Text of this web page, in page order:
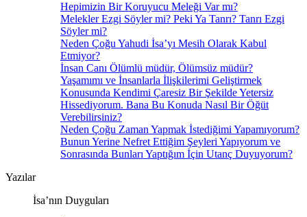
Hepimizin Bir Koruyucu Meleği Var mı?
Melekler Ezgi Söyler mi? Peki Ya Tanrı? Tanrı Ezgi
Söyler mi?
Neden Çoğu Yahudi İsa’yı Mesih Olarak Kabul
Etmiyor?
İnsan Canı Ölümlü müdür, Ölümsüz müdür?
Yaşamımı ve İnsanlarla İlişkilerimi Geliştirmek
Konusunda Kendimi Çaresiz Bir Şekilde Yetersiz
Hissediyorum. Bana Bu Konuda Nasıl Bir Öğüt
Verebilirsiniz?
Neden Çoğu Zaman Yapmak İstediğimi Yapamıyorum?
Bunun Yerine Nefret Ettiğim Şeyleri Yapıyorum ve
Sonrasında Bunları Yaptığım İçin Utanç Duyuyorum?
Yazılar
İsa’nın Duyguları